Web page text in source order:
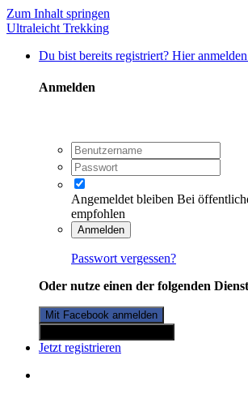
Zum Inhalt springen
Ultraleicht Trekking
Du bist bereits registriert? Hier anmelden
Anmelden
Angemeldet bleiben Bei
empfohlen
Anmelden
Passwort vergessen?
Oder nutze einen der folgenden
Mit Facebook anmelden
Jetzt registrieren